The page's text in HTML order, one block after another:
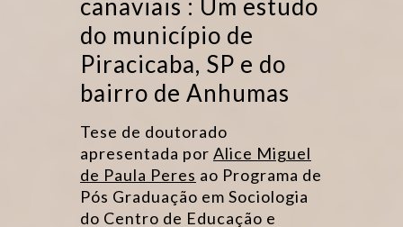
canaviais : Um estudo
do município de
Piracicaba, SP e do
bairro de Anhumas
Tese de doutorado
apresentada por Alice Miguel
de Paula Peres ao Programa de
Pós Graduação em Sociologia
do Centro de Educação e